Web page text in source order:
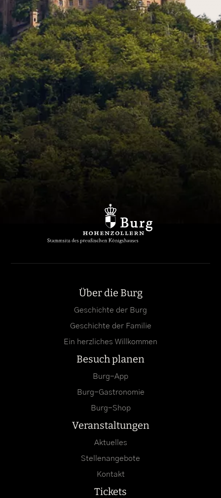
Über die Burg
Geschichte der Burg
Geschichte der Familie
Ein herzliches Willkommen
Besuch planen
Burg-App
Burg-Gastronomie
Burg-Shop
Veranstaltungen
Aktuelles
Stellenangebote
Kontakt
Tickets